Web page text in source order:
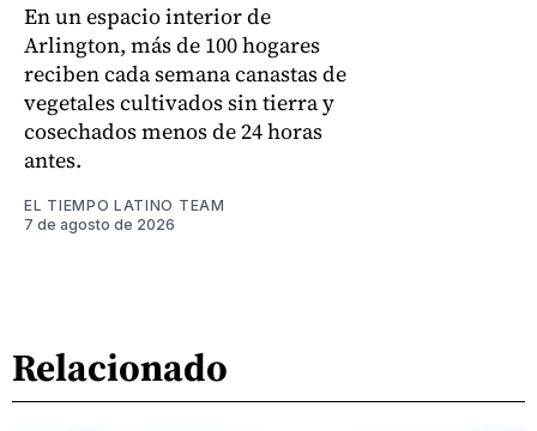
En un espacio interior de
Arlington, más de 100 hogares
reciben cada semana canastas de
vegetales cultivados sin tierra y
cosechados menos de 24 horas
antes.
EL TIEMPO LATINO TEAM
7 de agosto de 2026
Relacionado